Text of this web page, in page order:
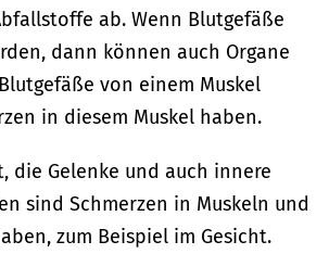
ab. Wenn Blutgefäße
dann können auch Organe
von einem Muskel
in diesem Muskel haben.
die Gelenke und auch innere
sind Schmerzen in Muskeln und
zum Beispiel im Gesicht.